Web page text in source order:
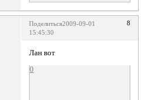
Поделиться 8
2009-09-01
15:45:30
Лан вот
0